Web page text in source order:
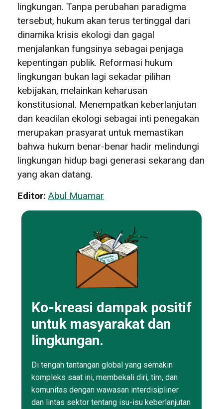
lingkungan. Tanpa perubahan paradigma
tersebut, hukum akan terus tertinggal dari
dinamika krisis ekologi dan gagal
menjalankan fungsinya sebagai penjaga
kepentingan publik. Reformasi hukum
lingkungan bukan lagi sekadar pilihan
kebijakan, melainkan keharusan
konstitusional. Menempatkan keberlanjutan
dan keadilan ekologi sebagai inti penegakan
merupakan prasyarat untuk memastikan
bahwa hukum benar-benar hadir melindungi
lingkungan hidup bagi generasi sekarang dan
yang akan datang.
Editor: Abul Muamar
Ko-kreasi dampak positif
untuk masyarakat dan
lingkungan.
Di tengah tantangan global yang semakin
kompleks saat ini, membekali diri, tim, dan
komunitas dengan wawasan interdisipliner
dan lintas sektor tentang isu-isu keberlanjutan